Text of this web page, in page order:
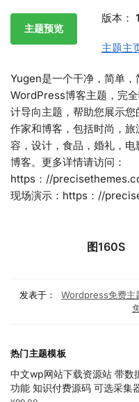
主题预览
版本：
主题主
Yugen是一个干净，简单
WordPress博客主题，完
计导向主题，帮助您展示
作家和博客，包括时尚，
容，设计，食品，婚礼，
博客。更多详情请访问：
https：//
现场演示：https：//
图160S
发表于： Wordpress免费主
热门主题模板
中文wp网站下载资源站 带数
功能 知识付费源码 可选采集